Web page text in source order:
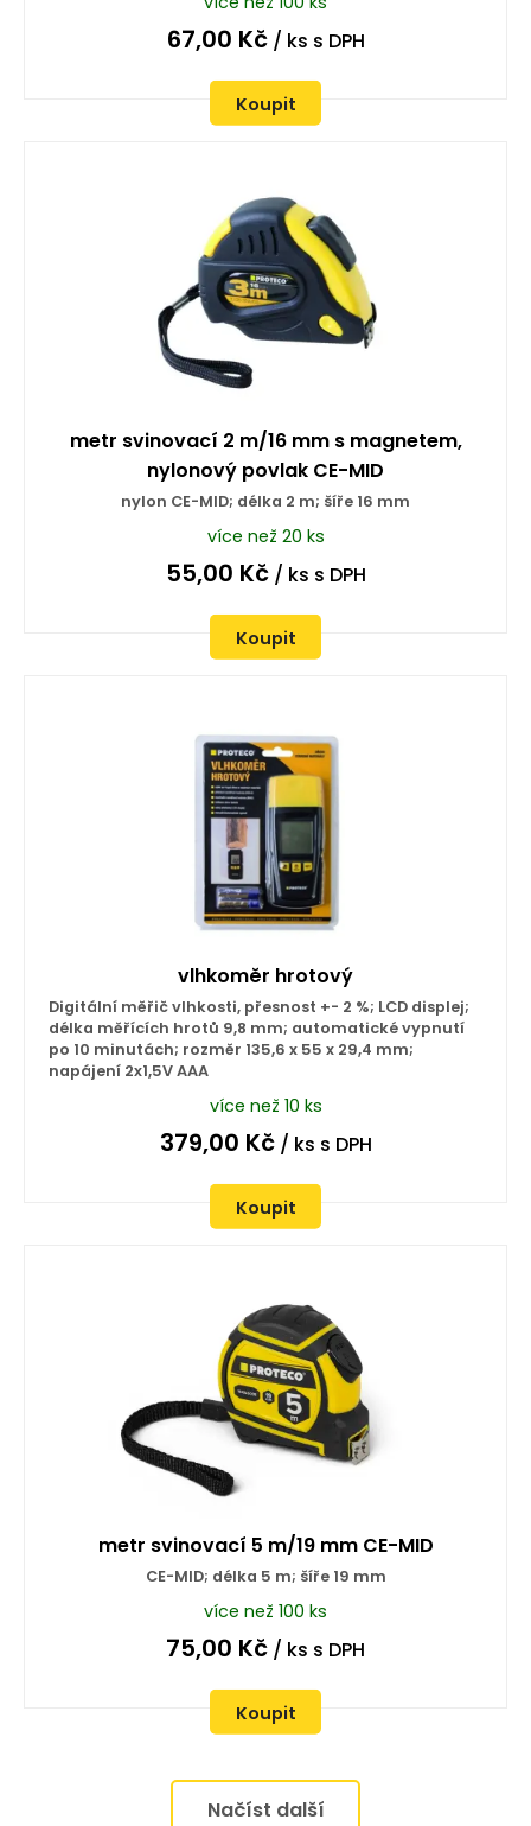
67,00 Kč/ ks s DPH
Koupit
metr svinovací 2 m/16 mm s magnetem,
nylonový povlak CE-MID
nylon CE-MID; délka 2 m; šíře 16 mm
více než 20 ks
55,00 Kč/ ks s DPH
Koupit
vlhkoměr hrotový
Digitální měřič vlhkosti, přesnost +- 2 %; LCD displej;
délka měřících hrotů 9,8 mm; automatické vypnutí
po 10 minutách; rozměr 135,6 x 55 x 29,4 mm;
napájení 2x1,5V AAA
více než 10 ks
379,00 Kč/ ks s DPH
Koupit
metr svinovací 5 m/19 mm CE-MID
CE-MID; délka 5 m; šíře 19 mm
více než 100 ks
75,00 Kč / ks s DPH
Koupit
Načíst další